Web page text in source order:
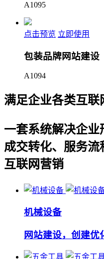
A1095
点击预览 立即使用
包装品牌网站建设
A1094
满足企业各类互联
一套系统解决企业
成交转化、服务
互联网营销
机械设备
网站建设，创建优